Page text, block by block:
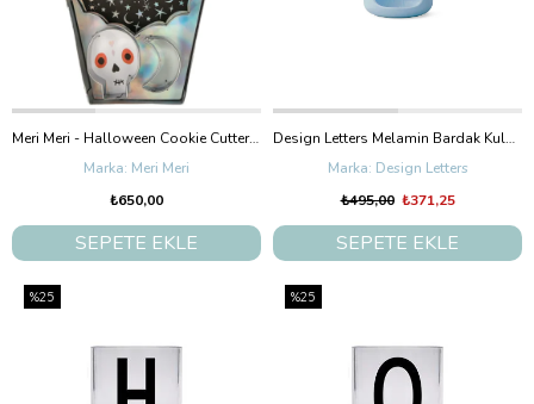
Meri Meri - Halloween Cookie Cutters - Cadılar Bayramı Kurabiye Kalıpları
Meri Meri
₺650,00
SEPETE EKLE
Design Letters Melamin Bardak Kulbu, Açık Mavi
Design Letters
₺371,25
₺495,00
SEPETE EKLE
%25 %25